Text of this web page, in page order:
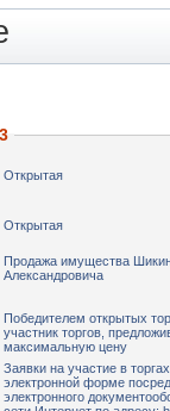
Открытая
Открытая
Продажа имущества
Александровича
Победителем открытых
участник торгов,
максимальную цену
Заявки на участие в
электронной форме
электронного